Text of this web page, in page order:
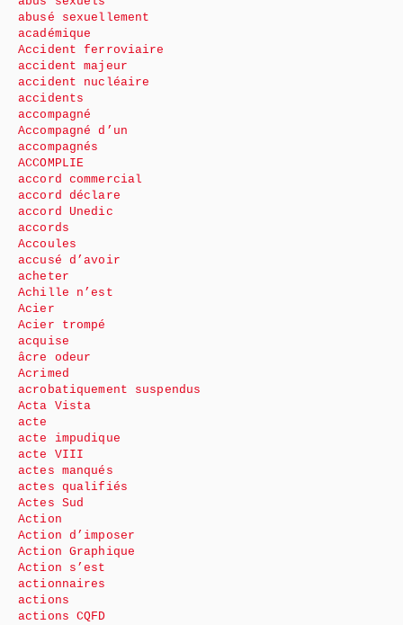
abusé sexuellement
académique
Accident ferroviaire
accident majeur
accident nucléaire
accidents
accompagné
Accompagné d’un
accompagnés
ACCOMPLIE
accord commercial
accord déclare
accord Unedic
accords
Accoules
accusé d’avoir
acheter
Achille n’est
Acier
Acier trompé
acquise
âcre odeur
Acrimed
acrobatiquement suspendus
Acta Vista
acte
acte impudique
acte VIII
actes manqués
actes qualifiés
Actes Sud
Action
Action d’imposer
Action Graphique
Action s’est
actionnaires
actions
actions CQFD